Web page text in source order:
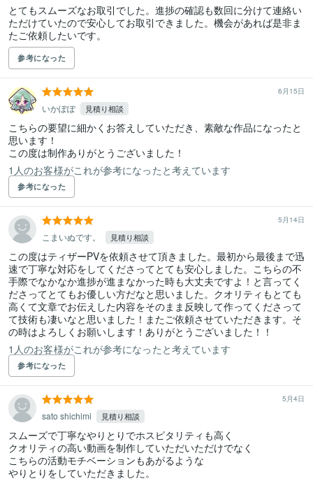
とてもスムーズなお取引でした。進捗の確認も数回に分けて連絡い
ただけていたので安心してお取引できました。機会があれば是非ま
たご依頼したいです。
参考になった
6月15日
いかぽぽ 見積り相談
こちらの要望に細かくお答えしていただき、素敵な作品になったと
思います！
この度は制作ありがとうございました！
1人のお客様がこれが参考になったと考えています
参考になった
5月14日
こまいぬです。 見積り相談
この度はティザーPVを依頼させて頂きました。最初から最後まで迅
速で丁寧な対応をしてくださってとても安心しました。こちらの不
手際でなかなか進捗が進まなかった時も大丈夫ですよ！と言ってく
ださってとてもお優しい方だなと思いました。クオリティもとても
高くて文章でお伝えした内容をそのまま反映して作ってくださって
て技術も凄いなと思いました！またご依頼させていただきます。そ
の時はよろしくお願いします！ありがとうございました！！
1人のお客様がこれが参考になったと考えています
参考になった
5月4日
sato shichimi 見積り相談
スムーズで丁寧なやりとりでホスピタリティも高く
クオリティの高い動画を制作していただいただけでなく
こちらの活動モチベーションもあがるような
やりとりをしていただきました。